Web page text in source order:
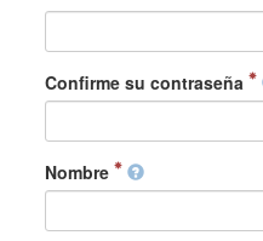
Confirme su contraseña
Nombre